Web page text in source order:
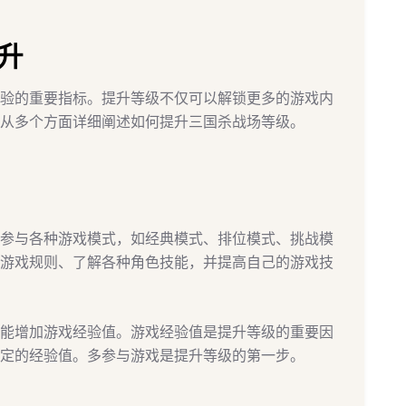
的重要指标。提升等级不仅可以解锁更多的游戏内
多个方面详细阐述如何提升三国杀战场等级。
与各种游戏模式，如经典模式、排位模式、挑战模
戏规则、了解各种角色技能，并提高自己的游戏技
增加游戏经验值。游戏经验值是提升等级的重要因
的经验值。多参与游戏是提升等级的第一步。